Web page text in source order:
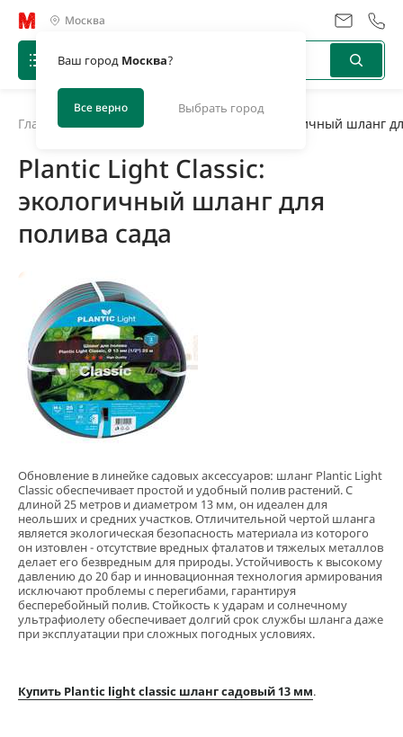
Москва
Ваш город Москва?
Все верно Выбрать город
Главная Plantic Light Classic: экологичный шланг
Plantic Light Classic:
экологичный шланг для
полива сада
Обновление в линейке садовых аксессуаров: шланг Plantic Light
Classic обеспечивает простой и удобный полив растений. С
длиной 25 метров и диаметром 13 мм, он идеален для
неольших и средних участков. Отличительной чертой шланга
является экологическая безопасность материала из которого
он изтовлен - отсутствие вредных фталатов и тяжелых металлов
делает его безвредным для природы. Устойчивость к высокому
давлению до 20 бар и инновационная технология армирования
исключают проблемы с перегибами, гарантируя
бесперебойный полив. Стойкость к ударам и солнечному
ультрафиолету обеспечивает долгий срок службы шланга даже
при эксплуатации при сложных погодных условиях.
Купить Plantic light classic шланг садовый 13 мм.